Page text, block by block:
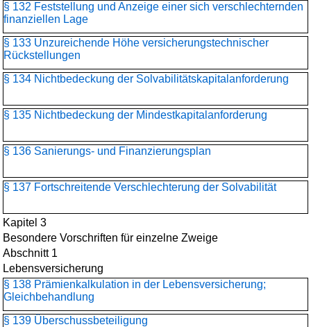
§ 132 Feststellung und Anzeige einer sich verschlechternden
finanziellen Lage
§ 133 Unzureichende Höhe versicherungstechnischer
Rückstellungen
§ 134 Nichtbedeckung der Solvabilitätskapitalanforderung
§ 135 Nichtbedeckung der Mindestkapitalanforderung
§ 136 Sanierungs- und Finanzierungsplan
§ 137 Fortschreitende Verschlechterung der Solvabilität
Kapitel 3
Besondere Vorschriften für einzelne Zweige
Abschnitt 1
Lebensversicherung
§ 138 Prämienkalkulation in der Lebensversicherung;
Gleichbehandlung
§ 139 Überschussbeteiligung